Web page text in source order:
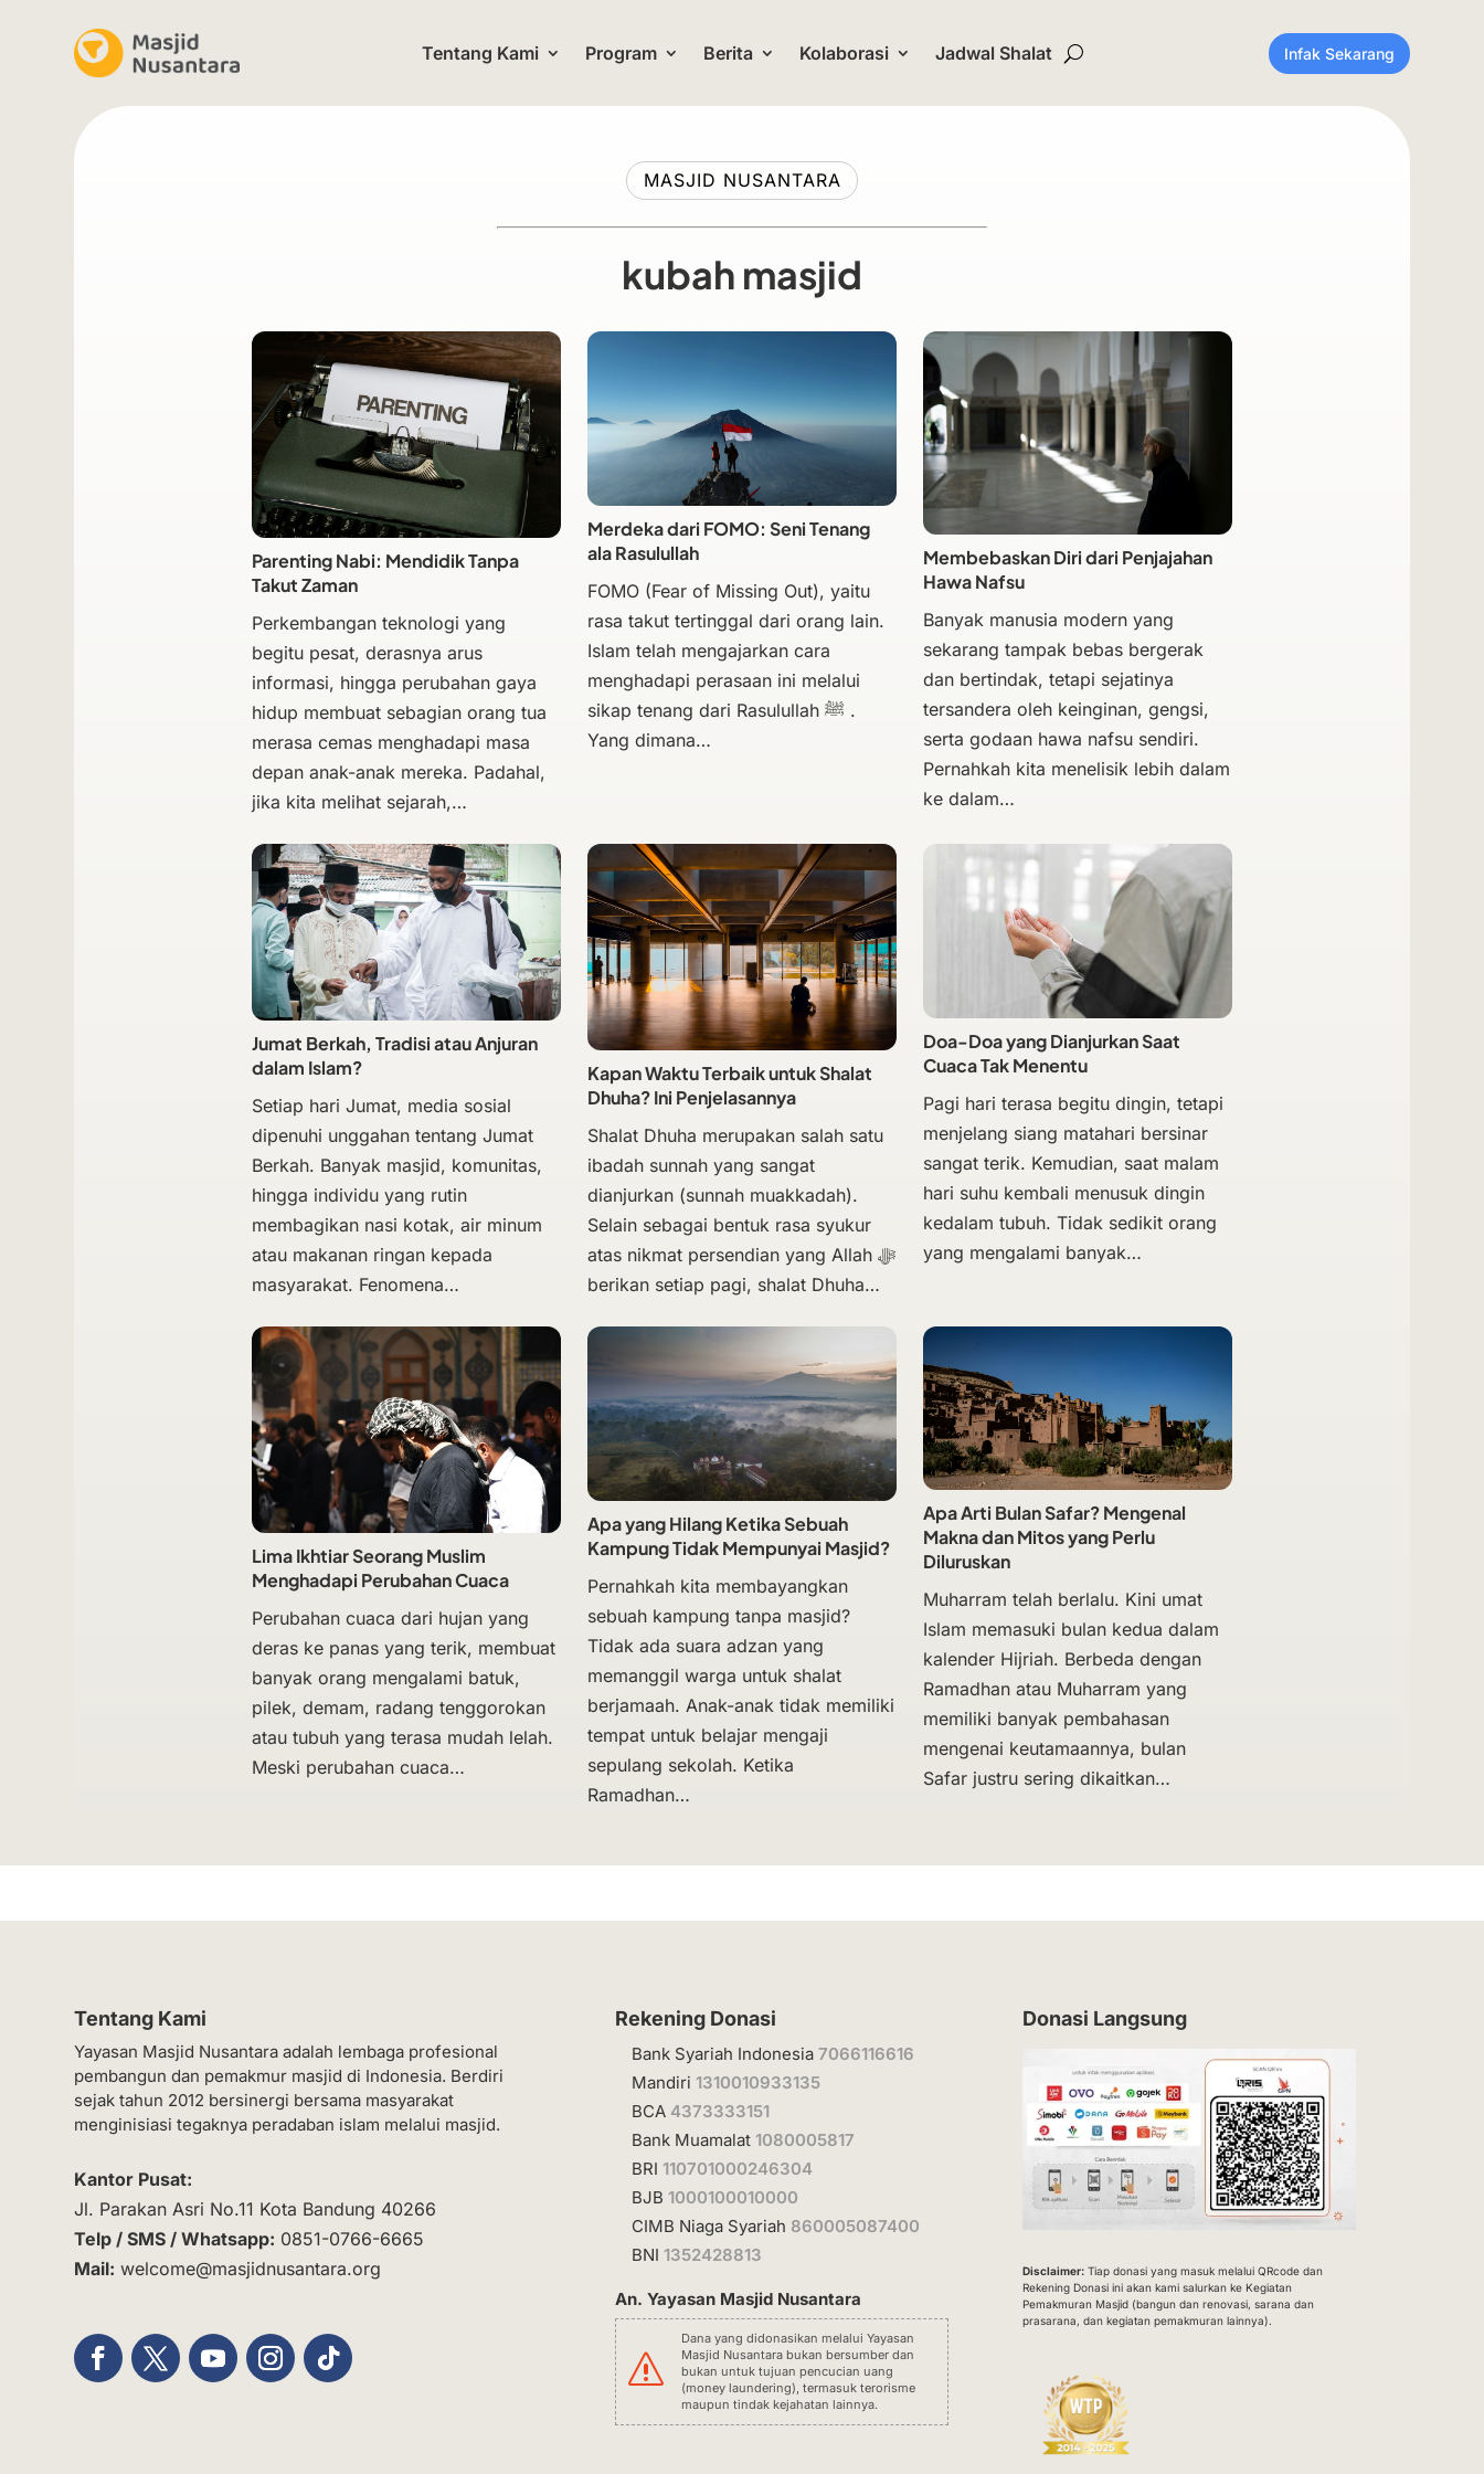
Tentang Kami Program Berita Kolaborasi Jadwal Shalat Infak Sekarang
MASJID NUSANTARA
kubah masjid
Parenting Nabi: Mendidik Tanpa
Takut Zaman
Perkembangan teknologi yang
begitu pesat, derasnya arus
informasi, hingga perubahan gaya
hidup membuat sebagian orang tua
merasa cemas menghadapi masa
depan anak-anak mereka. Padahal,
jika kita melihat sejarah,…
Merdeka dari FOMO: Seni Tenang
ala Rasulullah
FOMO (Fear of Missing Out), yaitu
rasa takut tertinggal dari orang lain.
Islam telah mengajarkan cara
menghadapi perasaan ini melalui
sikap tenang dari Rasulullah ﷺ .
Yang dimana…
Membebaskan Diri dari Penjajahan
Hawa Nafsu
Banyak manusia modern yang
sekarang tampak bebas bergerak
dan bertindak, tetapi sejatinya
tersandera oleh keinginan, gengsi,
serta godaan hawa nafsu sendiri.
Pernahkah kita menelisik lebih dalam
ke dalam…
Jumat Berkah, Tradisi atau Anjuran
dalam Islam?
Setiap hari Jumat, media sosial
dipenuhi unggahan tentang Jumat
Berkah. Banyak masjid, komunitas,
hingga individu yang rutin
membagikan nasi kotak, air minum
atau makanan ringan kepada
masyarakat. Fenomena…
Kapan Waktu Terbaik untuk Shalat
Dhuha? Ini Penjelasannya
Shalat Dhuha merupakan salah satu
ibadah sunnah yang sangat
dianjurkan (sunnah muakkadah).
Selain sebagai bentuk rasa syukur
atas nikmat persendian yang Allah ﷻ
berikan setiap pagi, shalat Dhuha…
Doa-Doa yang Dianjurkan Saat
Cuaca Tak Menentu
Pagi hari terasa begitu dingin, tetapi
menjelang siang matahari bersinar
sangat terik. Kemudian, saat malam
hari suhu kembali menusuk dingin
kedalam tubuh. Tidak sedikit orang
yang mengalami banyak…
Lima Ikhtiar Seorang Muslim
Menghadapi Perubahan Cuaca
Perubahan cuaca dari hujan yang
deras ke panas yang terik, membuat
banyak orang mengalami batuk,
pilek, demam, radang tenggorokan
atau tubuh yang terasa mudah lelah.
Meski perubahan cuaca…
Apa yang Hilang Ketika Sebuah
Kampung Tidak Mempunyai Masjid?
Pernahkah kita membayangkan
sebuah kampung tanpa masjid?
Tidak ada suara adzan yang
memanggil warga untuk shalat
berjamaah. Anak-anak tidak memiliki
tempat untuk belajar mengaji
sepulang sekolah. Ketika
Ramadhan…
Apa Arti Bulan Safar? Mengenal
Makna dan Mitos yang Perlu
Diluruskan
Muharram telah berlalu. Kini umat
Islam memasuki bulan kedua dalam
kalender Hijriah. Berbeda dengan
Ramadhan atau Muharram yang
memiliki banyak pembahasan
mengenai keutamaannya, bulan
Safar justru sering dikaitkan…
Tentang Kami
Yayasan Masjid Nusantara adalah lembaga profesional
pembangun dan pemakmur masjid di Indonesia. Berdiri
sejak tahun 2012 bersinergi bersama masyarakat
menginisiasi tegaknya peradaban islam melalui masjid.
Kantor Pusat:
Jl. Parakan Asri No.11 Kota Bandung 40266
Telp / SMS / Whatsapp: 0851-0766-6665
Mail: welcome@masjidnusantara.org
Rekening Donasi
Bank Syariah Indonesia7066116616
Mandiri1310010933135
BCA 4373333151
Bank Muamalat1080005817
BRI110701000246304
BJB1000100010000
CIMB Niaga Syariah 860005087400
BNI1352428813
An. Yayasan Masjid Nusantara
s
Dana yang didonasikan melalui Yayasan
Masjid Nusantara bukan bersumber dan
bukan untuk tujuan pencucian uang
(money laundering), termasuk terorisme
maupun tindak kejahatan lainnya.
Donasi Langsung
Disclaimer:Tiap donasi yang masuk melalui QRcode dan
Rekening Donasi ini akan kami salurkan ke Kegiatan
Pemakmuran Masjid (bangun dan renovasi, sarana dan
prasarana, dan kegiatan pemakmuran lainnya).